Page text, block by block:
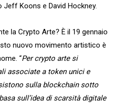
Koons e David Hockney.
la Crypto Arte? È il 19 gennaio
nuovo movimento artistico è
“Per crypto arte si
associate a token unici e
sulla blockchain sotto
sull’idea di scarsità digitale